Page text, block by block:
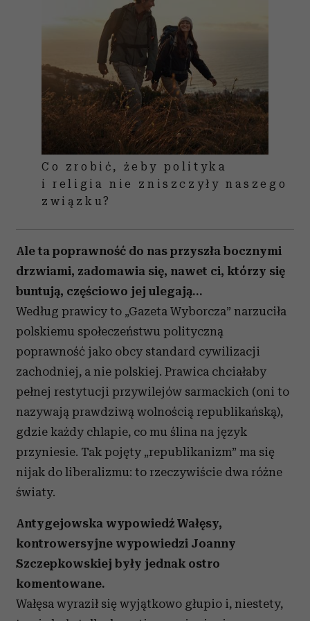
Co zrobić, żeby polityka
i religia nie zniszczyły naszego
związku?
Ale ta poprawność do nas przyszła bocznymi
drzwiami, zadomawia się, nawet ci, którzy się
buntują, częściowo jej ulegają…
Według prawicy to „Gazeta Wyborcza” narzuciła
polskiemu społeczeństwu polityczną
poprawność jako obcy standard cywilizacji
zachodniej, a nie polskiej. Prawica chciałaby
pełnej restytucji przywilejów sarmackich (oni to
nazywają prawdziwą wolnością republikańską),
gdzie każdy chlapie, co mu ślina na język
przyniesie. Tak pojęty „republikanizm” ma się
nijak do liberalizmu: to rzeczywiście dwa różne
światy.
Antygejowska wypowiedź Wałęsy,
kontrowersyjne wypowiedzi Joanny
Szczepkowskiej były jednak ostro
komentowane.
Wałęsa wyraził się wyjątkowo głupio i, niestety,